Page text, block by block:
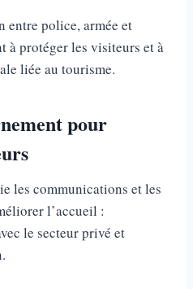
entre police, armée et
à protéger les visiteurs et à
liée au tourisme.
pour
les communications et les
l’accueil :
le secteur privé et